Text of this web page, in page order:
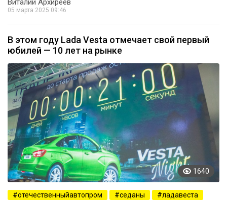
Виталий Архиреев
05 марта 2025 09:46
В этом году Lada Vesta отмечает свой первый
юбилей — 10 лет на рынке
1640
отечественныйавтопром седаны
ладавеста